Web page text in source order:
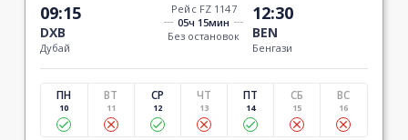
09:15
DXB
Дубай
Рейс FZ 1147
05ч 15мин
Без остановок
12:30
BEN
Бенгази
ПН
10
ВТ
11
СР
12
ЧТ
13
ПТ
14
СБ
15
ВС
16